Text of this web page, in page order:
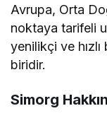
Avrupa, Orta
noktaya tarifeli
yenilikçi ve
biridir.
Simorg